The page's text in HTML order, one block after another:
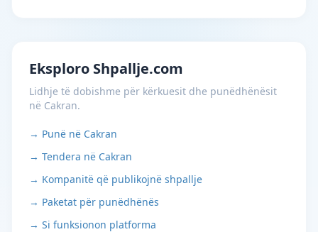
Eksploro Shpallje.com
Lidhje të dobishme për kërkuesit dhe punëdhënësit
në Cakran.
→ Punë në Cakran
→ Tendera në Cakran
→ Kompanitë që publikojnë shpallje
→ Paketat për punëdhënës
→ Si funksionon platforma